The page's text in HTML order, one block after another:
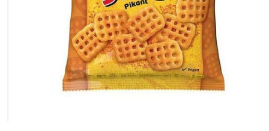
Doppelt antippen zum
vergrößern